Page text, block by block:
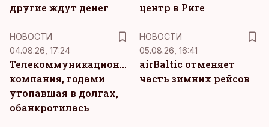
другие ждут денег
центр в Риге
НОВОСТИ
04.08.26, 17:24
Телекоммуникационная
компания, годами
утопавшая в долгах,
обанкротилась
НОВОСТИ
05.08.26, 16:41
airBaltic отменяет
часть зимних рейсов